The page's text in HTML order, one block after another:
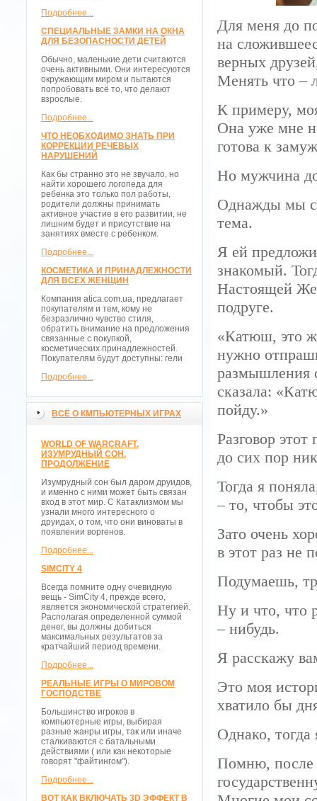
Подробнее...
СПЕЦИАЛЬНЫЕ ЗАМКИ НА ОКНА
ДЛЯ БЕЗОПАСНОСТИ ДЕТЕЙ
Обычно, маленькие дети считаются
очень активными. Они интересуются
окружающим миром и пытаются
попробовать всё то, что делают
взрослые.
Подробнее...
ЧТО НЕОБХОДИМО ЗНАТЬ ПРИ
КОРРЕКЦИИ РЕЧЕВЫХ
НАРУШЕНИЙ
Как бы странно это не звучало, но
найти хорошего логопеда для
ребенка это только пол работы,
родители должны принимать
активное участие в его развитии, не
лишним будет и присутствие на
занятиях вместе с ребенком.
Подробнее...
КОСМЕТИКА И ПРИНАДЛЕЖНОСТИ
ДЛЯ ВСЕХ ЖЕНЩИН
Компания atica.com.ua, предлагает
покупателям и тем, кому не
безразлично чувство стиля,
обратить внимание на предложения
связанные с покупкой,
косметических принадлежностей.
Покупателям будут доступны: гели
Подробнее...
ВСЁ О КМПЬЮТЕРНЫХ ИГРАХ
WORLD OF WARCRAFT.
ИЗУМРУДНЫЙ СОН.
ПРОДОЛЖЕНИЕ
Изумрудный сон был даром друидов,
и именно с ними может быть связан
вход в этот мир. С Катаклизмом мы
узнали много интересного о
друидах, о том, что они виноваты в
появлении воргенов.
Подробнее...
SIMCITY 4
Всегда помните одну очевидную
вещь - SimCity 4, прежде всего,
является экономической стратегией.
Располагая определенной суммой
денег, вы должны добиться
максимальных результатов за
кратчайший период времени.
Подробнее...
РЕАЛЬНЫЕ ИГРЫ О МИРОВОМ
ГОСПОДСТВЕ
Большинство игроков в
компьютерные игры, выбирая
разные жанры игры, так или иначе
сталкиваются с батальными
действиями ( или как некоторые
говорят "файтингом").
Подробнее...
ВОТ КАК ВКЛЮЧАТЬ 3D ЭФФЕКТ В
Для меня до
на
верных
Менять что –
К примеру,
Она уже мне
готова к
Но мужчина
Однажды мы
тема.
Я ей
знакомый.
Настоящей
подруге.
«Катюш, это
нужно
размышления
сказала:
пойду.»
Разговор
до сих пор
Тогда я
– то, чтобы
Зато очень
в этот раз не
Подумаешь,
Ну и что, что
– нибудь.
Я расскажу
Это моя
хватило бы
Однако, тогда
Помню, после